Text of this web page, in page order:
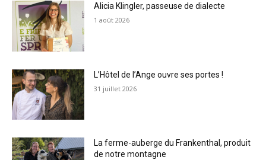
Alicia Klingler, passeuse de dialecte
1 août 2026
L’Hôtel de l’Ange ouvre ses portes !
31 juillet 2026
La ferme-auberge du Frankenthal, produit
de notre montagne